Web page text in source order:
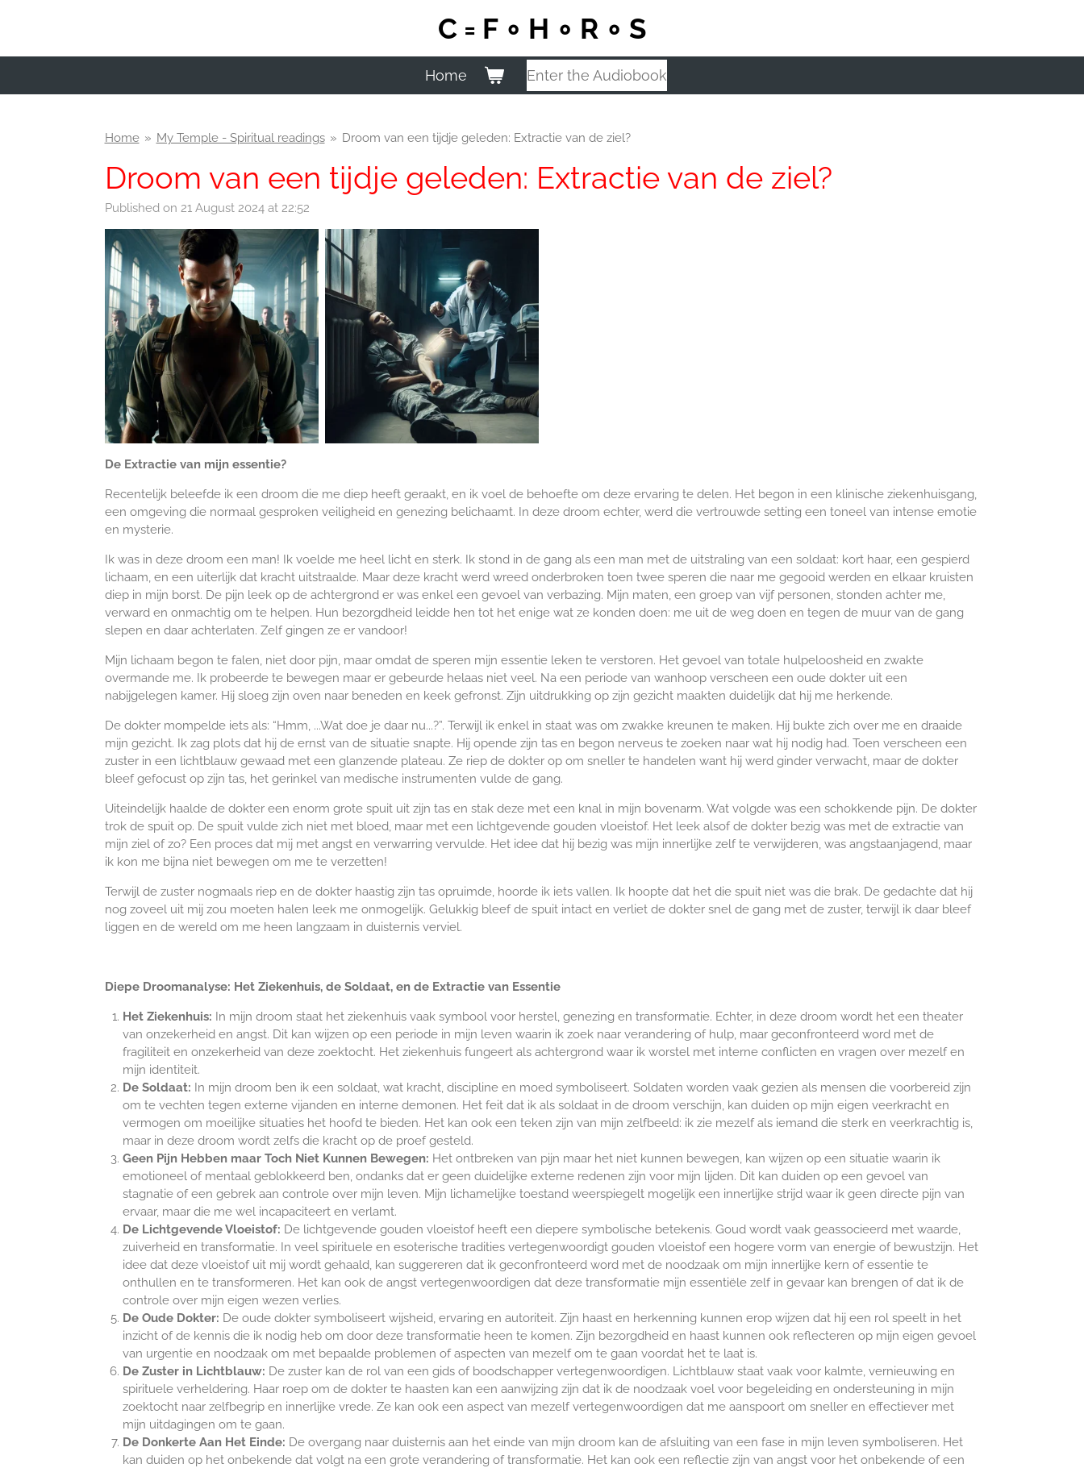
C = F ∘ H ∘ R ∘ S
Home Enter the Audiobook
Home » My Temple - Spiritual readings » Droom van een tijdje geleden: Extractie van de ziel?
Droom van een tijdje geleden: Extractie van de ziel?
Published on 21 August 2024 at 22:52
De Extractie van mijn essentie?
Recentelijk beleefde ik een droom die me diep heeft geraakt, en ik voel de behoefte om deze ervaring te delen. Het begon in een klinische ziekenhuisgang,
een omgeving die normaal gesproken veiligheid en genezing belichaamt. In deze droom echter, werd die vertrouwde setting een toneel van intense emotie
en mysterie.
Ik was in deze droom een man! Ik voelde me heel licht en sterk. Ik stond in de gang als een man met de uitstraling van een soldaat: kort haar, een gespierd
lichaam, en een uiterlijk dat kracht uitstraalde. Maar deze kracht werd wreed onderbroken toen twee speren die naar me gegooid werden en elkaar kruisten
diep in mijn borst. De pijn leek op de achtergrond er was enkel een gevoel van verbazing. Mijn maten, een groep van vijf personen, stonden achter me,
verward en onmachtig om te helpen. Hun bezorgdheid leidde hen tot het enige wat ze konden doen: me uit de weg doen en tegen de muur van de gang
slepen en daar achterlaten. Zelf gingen ze er vandoor!
Mijn lichaam begon te falen, niet door pijn, maar omdat de speren mijn essentie leken te verstoren. Het gevoel van totale hulpeloosheid en zwakte
overmande me. Ik probeerde te bewegen maar er gebeurde helaas niet veel. Na een periode van wanhoop verscheen een oude dokter uit een
nabijgelegen kamer. Hij sloeg zijn oven naar beneden en keek gefronst. Zijn uitdrukking op zijn gezicht maakten duidelijk dat hij me herkende.
De dokter mompelde iets als: “Hmm, ...Wat doe je daar nu...?”. Terwijl ik enkel in staat was om zwakke kreunen te maken. Hij bukte zich over me en draaide
mijn gezicht. Ik zag plots dat hij de ernst van de situatie snapte. Hij opende zijn tas en begon nerveus te zoeken naar wat hij nodig had. Toen verscheen een
zuster in een lichtblauw gewaad met een glanzende plateau. Ze riep de dokter op om sneller te handelen want hij werd ginder verwacht, maar de dokter
bleef gefocust op zijn tas, het gerinkel van medische instrumenten vulde de gang.
Uiteindelijk haalde de dokter een enorm grote spuit uit zijn tas en stak deze met een knal in mijn bovenarm. Wat volgde was een schokkende pijn. De dokter
trok de spuit op. De spuit vulde zich niet met bloed, maar met een lichtgevende gouden vloeistof. Het leek alsof de dokter bezig was met de extractie van
mijn ziel of zo? Een proces dat mij met angst en verwarring vervulde. Het idee dat hij bezig was mijn innerlijke zelf te verwijderen, was angstaanjagend, maar
ik kon me bijna niet bewegen om me te verzetten!
Terwijl de zuster nogmaals riep en de dokter haastig zijn tas opruimde, hoorde ik iets vallen. Ik hoopte dat het die spuit niet was die brak. De gedachte dat hij
nog zoveel uit mij zou moeten halen leek me onmogelijk. Gelukkig bleef de spuit intact en verliet de dokter snel de gang met de zuster, terwijl ik daar bleef
liggen en de wereld om me heen langzaam in duisternis verviel.
Diepe Droomanalyse: Het Ziekenhuis, de Soldaat, en de Extractie van Essentie
Het Ziekenhuis: In mijn droom staat het ziekenhuis vaak symbool voor herstel, genezing en transformatie. Echter, in deze droom wordt het een theater
van onzekerheid en angst. Dit kan wijzen op een periode in mijn leven waarin ik zoek naar verandering of hulp, maar geconfronteerd word met de
fragiliteit en onzekerheid van deze zoektocht. Het ziekenhuis fungeert als achtergrond waar ik worstel met interne conflicten en vragen over mezelf en
mijn identiteit.
De Soldaat: In mijn droom ben ik een soldaat, wat kracht, discipline en moed symboliseert. Soldaten worden vaak gezien als mensen die voorbereid zijn
om te vechten tegen externe vijanden en interne demonen. Het feit dat ik als soldaat in de droom verschijn, kan duiden op mijn eigen veerkracht en
vermogen om moeilijke situaties het hoofd te bieden. Het kan ook een teken zijn van mijn zelfbeeld: ik zie mezelf als iemand die sterk en veerkrachtig is,
maar in deze droom wordt zelfs die kracht op de proef gesteld.
Geen Pijn Hebben maar Toch Niet Kunnen Bewegen: Het ontbreken van pijn maar het niet kunnen bewegen, kan wijzen op een situatie waarin ik
emotioneel of mentaal geblokkeerd ben, ondanks dat er geen duidelijke externe redenen zijn voor mijn lijden. Dit kan duiden op een gevoel van
stagnatie of een gebrek aan controle over mijn leven. Mijn lichamelijke toestand weerspiegelt mogelijk een innerlijke strijd waar ik geen directe pijn van
ervaar, maar die me wel incapaciteert en verlamt.
De Lichtgevende Vloeistof: De lichtgevende gouden vloeistof heeft een diepere symbolische betekenis. Goud wordt vaak geassocieerd met waarde,
zuiverheid en transformatie. In veel spirituele en esoterische tradities vertegenwoordigt gouden vloeistof een hogere vorm van energie of bewustzijn. Het
idee dat deze vloeistof uit mij wordt gehaald, kan suggereren dat ik geconfronteerd word met de noodzaak om mijn innerlijke kern of essentie te
onthullen en te transformeren. Het kan ook de angst vertegenwoordigen dat deze transformatie mijn essentiële zelf in gevaar kan brengen of dat ik de
controle over mijn eigen wezen verlies.
De Oude Dokter: De oude dokter symboliseert wijsheid, ervaring en autoriteit. Zijn haast en herkenning kunnen erop wijzen dat hij een rol speelt in het
inzicht of de kennis die ik nodig heb om door deze transformatie heen te komen. Zijn bezorgdheid en haast kunnen ook reflecteren op mijn eigen gevoel
van urgentie en noodzaak om met bepaalde problemen of aspecten van mezelf om te gaan voordat het te laat is.
De Zuster in Lichtblauw: De zuster kan de rol van een gids of boodschapper vertegenwoordigen. Lichtblauw staat vaak voor kalmte, vernieuwing en
spirituele verheldering. Haar roep om de dokter te haasten kan een aanwijzing zijn dat ik de noodzaak voel voor begeleiding en ondersteuning in mijn
zoektocht naar zelfbegrip en innerlijke vrede. Ze kan ook een aspect van mezelf vertegenwoordigen dat me aanspoort om sneller en effectiever met
mijn uitdagingen om te gaan.
De Donkerte Aan Het Einde: De overgang naar duisternis aan het einde van mijn droom kan de afsluiting van een fase in mijn leven symboliseren. Het
kan duiden op het onbekende dat volgt na een grote verandering of transformatie. Het kan ook een reflectie zijn van angst voor het onbekende of een